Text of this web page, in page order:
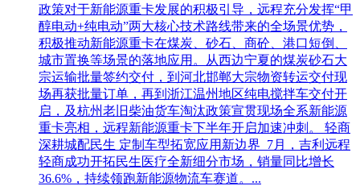
政策对于新能源重卡发展的积极引导，远程充分发挥“甲
醇电动+纯电动”两大核心技术路线带来的全场景优势，
积极推动新能源重卡在煤炭、砂石、商砼、港口短倒、
城市置换等场景的落地应用。从西边宁夏的煤炭砂石大
宗运输批量签约交付，到河北邯郸大宗物资转运交付现
场再获批量订单，再到浙江温州地区纯电搅拌车交付开
启，及杭州老旧柴油货车淘汰政策宣贯现场全系新能源
重卡亮相，远程新能源重卡下半年开启加速冲刺。 轻商
深耕城配民生 定制车型拓宽应用新边界 7月，吉利远程
轻商成功开拓民生医疗全新细分市场，销量同比增长
36.6%，持续领跑新能源物流车赛道。...